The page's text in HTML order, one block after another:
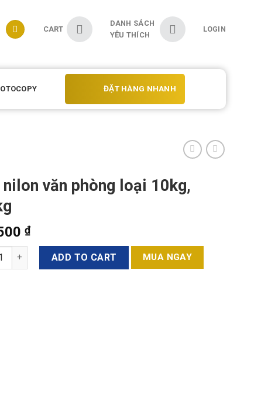
CART
DANH SÁCH
YÊU THÍCH
LOGIN
ĐẶT HÀNG NHANH
văn phòng loại 10kg,
₫
ADD TO CART MUA NGAY